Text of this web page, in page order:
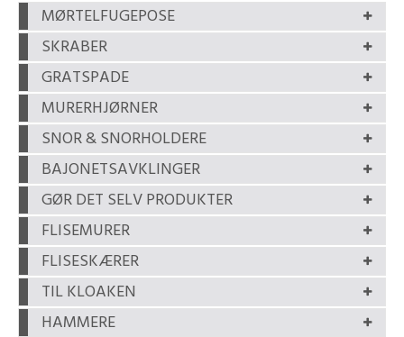
MØRTELFUGEPOSE
SKRABER
GRATSPADE
MURERHJØRNER
SNOR & SNORHOLDERE
BAJONETSAVKLINGER
GØR DET SELV PRODUKTER
FLISEMURER
FLISESKÆRER
TIL KLOAKEN
HAMMERE